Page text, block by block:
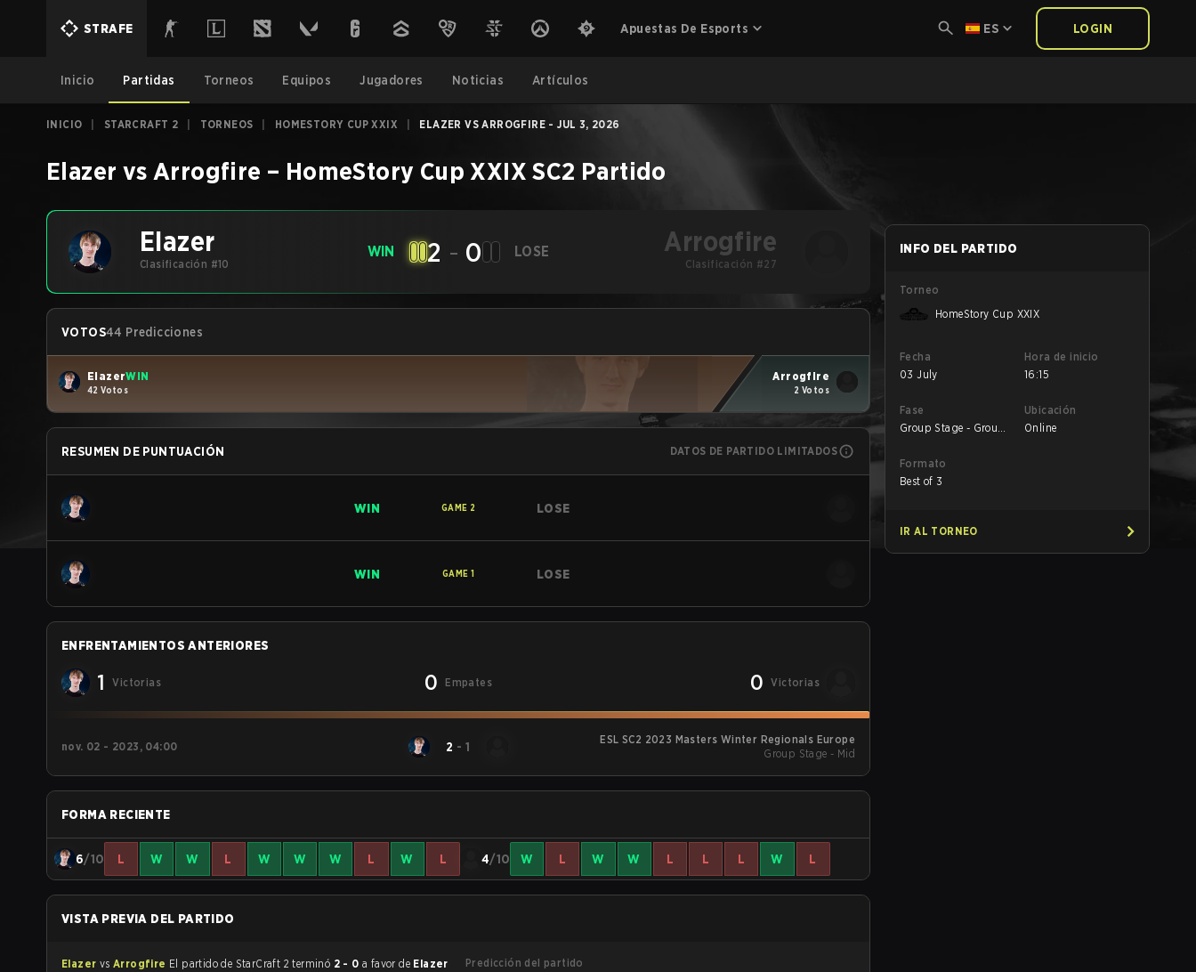
STRAFE Apuestas De Esports ES LOGIN
Inicio Partidas Torneos Equipos Jugadores Noticias Artículos
INICIO STARCRAFT 2 TORNEOS HOMESTORY CUP XXIX ELAZER VS ARROGFIRE - JUL 3, 2026
Elazer vs Arrogfire – HomeStory Cup XXIX SC2 Partido
Elazer
Clasificación #10
WIN 2 - 0 LOSE Arrogfire
Clasificación #27
VOTOS44 Predicciones
ElazerWIN
42 Votos
Arrogfire
2 Votos
RESUMEN DE PUNTUACIÓN DATOS DE PARTIDO LIMITADOS
WIN GAME 2 LOSE
WIN GAME 1 LOSE
ENFRENTAMIENTOS ANTERIORES
1 Victorias 0 Empates 0 Victorias
nov. 02 - 2023, 04:00 2 -1
ESL SC2 2023 Masters Winter Regionals Europe
Group Stage - Mid
FORMA RECIENTE
6/10 L W W L W W W L W L 4/10 W L W W L L L W L
VISTA PREVIA DEL PARTIDO
Elazer vs Arrogfire El partido de StarCraft 2 terminó 2 - 0 a favor de Elazer
Predicción del partido
INFO DEL PARTIDO
Torneo
HomeStory Cup XXIX
Fecha
03 July
Hora de inicio
16:15
Fase
Group Stage - Group
Ubicación
Online
Formato
Best of 3
IR AL TORNEO